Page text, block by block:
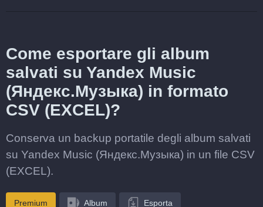
Come esportare gli album
salvati su Yandex Music
(Яндекс.Музыка) in formato
CSV (EXCEL)?
Conserva un backup portatile degli album salvati
su Yandex Music (Яндекс.Музыка) in un file CSV
(EXCEL).
Premium Album Esporta